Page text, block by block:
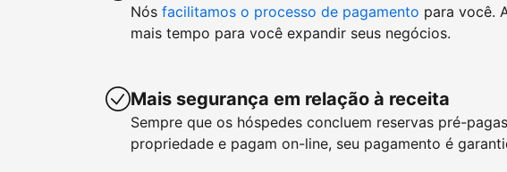
Nós facilitamos o processo de pagamento para você.
mais tempo para você expandir seus negócios.
Mais segurança em relação à receita
Sempre que os hóspedes concluem reservas pré-
propriedade e pagam on-line, seu pagamento é